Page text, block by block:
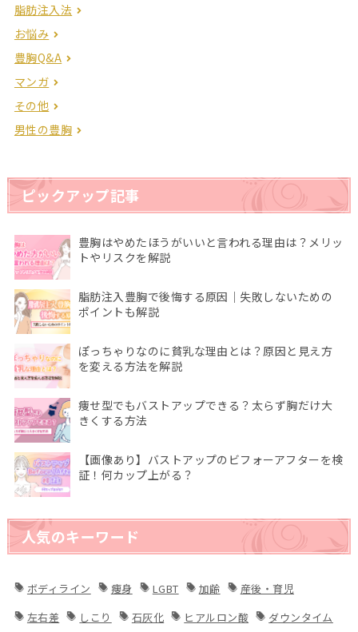
脂肪注入法
お悩み
豊胸Q&A
マンガ
その他
男性の豊胸
ピックアップ記事
豊胸はやめたほうがいいと言われる理由は？メリッ
トやリスクを解説
脂肪注入豊胸で後悔する原因｜失敗しないための
ポイントも解説
ぽっちゃりなのに貧乳な理由とは？原因と見え方
を変える方法を解説
痩せ型でもバストアップできる？太らず胸だけ大
きくする方法
【画像あり】バストアップのビフォーアフターを検
証！何カップ上がる？
人気のキーワード
ボディライン 痩身 LGBT 加齢
産後・育児
左右差
しこり 石灰化 ヒアルロン酸
ダウンタイム